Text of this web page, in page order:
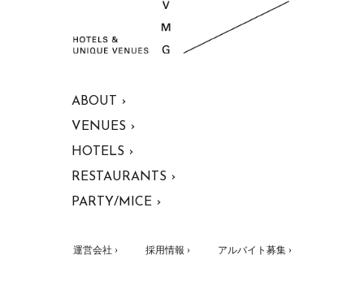
ABOUT ›
VENUES ›
HOTELS ›
RESTAURANTS ›
PARTY/MICE ›
運営会社 › 採用情報 › アルバイト募集 ›